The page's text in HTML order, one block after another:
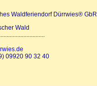
Waldferiendorf Dürrwies® GbR
Wald
09920 90 32 40